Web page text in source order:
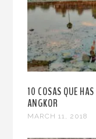
10 COSAS QUE
ANGKOR
MARCH 11, 2018